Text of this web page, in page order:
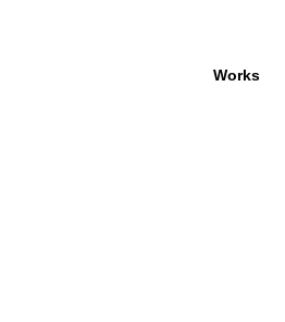
Works